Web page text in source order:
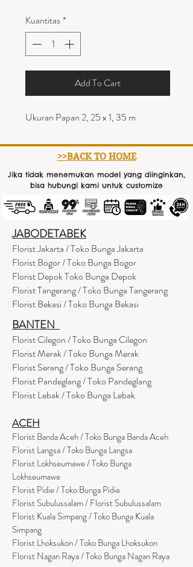
Kuantitas*
Add To Cart
Ukuran Papan 2, 25 x 1, 35 m
>>BACK TO HOME
Jika tidak menemukan model yang diinginkan,
bisa hubungi kami untuk customize
JABODETABEK
Florist Jakarta / Toko Bunga Jakarta
Florist Bogor / Toko Bunga Bogor
Florist Depok Toko Bunga Depok
Florist Tangerang / Toko Bunga Tangerang
Florist Bekasi / Toko Bunga Bekasi
BANTEN
Florist Cilegon / Toko Bunga Cilegon
Florist Merak / Toko Bunga Merak
Florist Serang / Toko Bunga Serang
Florist Pandeglang / Toko Pandeglang
Florist Lebak / Toko Bunga Lebak
ACEH
Florist Banda Aceh / Toko Bunga Banda Aceh
Florist Langsa / Toko Bunga Langsa
Florist Lokhseumawe / Toko Bunga
Lokhseumawe
Florist Pidie / Toko Bunga Pidie
Florist Subulussalam / Florist Subulussalam
Florist Kuala Simpang / Toko Bunga Kuala
Simpang
Florist Lhoksukon / Toko Bunga Lhoksukon
Florist Nagan Raya / Toko Bunga Nagan Raya